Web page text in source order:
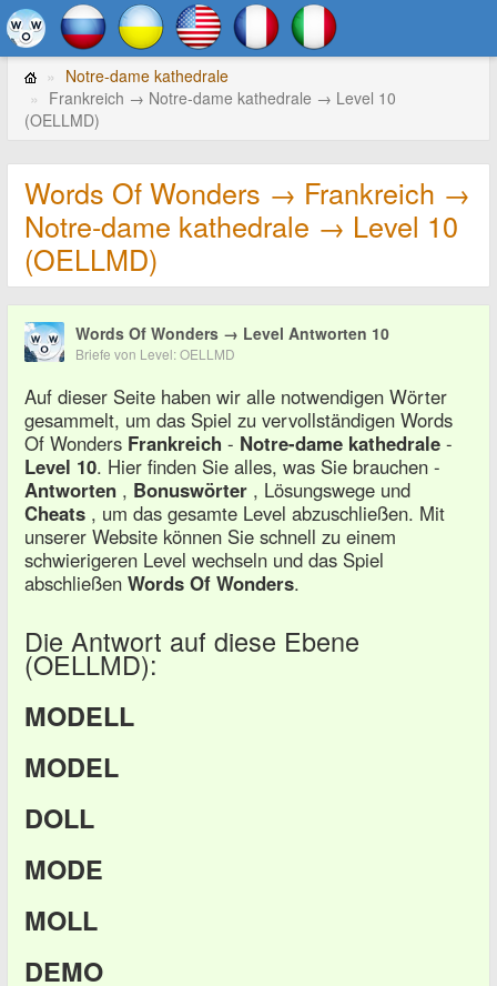
Notre-dame kathedrale
Frankreich → Notre-dame kathedrale → Level 10
(OELLMD)
Words Of Wonders → Frankreich →
Notre-dame kathedrale → Level 10
(OELLMD)
Words Of Wonders → Level Antworten 10
Briefe von Level: OELLMD
Auf dieser Seite haben wir alle notwendigen Wörter
gesammelt, um das Spiel zu vervollständigen Words
Of Wonders Frankreich - Notre-dame kathedrale -
Level 10. Hier finden Sie alles, was Sie brauchen -
Antworten , Bonuswörter , Lösungswege und
Cheats , um das gesamte Level abzuschließen. Mit
unserer Website können Sie schnell zu einem
schwierigeren Level wechseln und das Spiel
abschließen Words Of Wonders.
Die Antwort auf diese Ebene
(OELLMD):
MODELL
MODEL
DOLL
MODE
MOLL
DEMO